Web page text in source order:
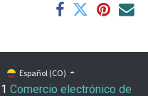
Español (CO)
Comercio electrónico de